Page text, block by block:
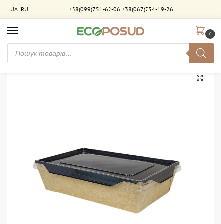
UA RU +38(099)751-62-06 +38(067)754-19-26
0
Головна / Паковання для фастфуду Контейнер для їжі з прозорою кришкою 700 мл. крафт-чорний ламінований. 200 шт/ящ